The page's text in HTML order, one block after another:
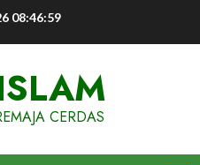
08:47:00
CERDAS